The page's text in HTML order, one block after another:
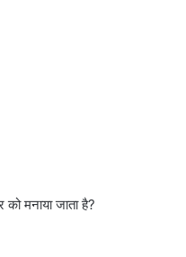
को मनाया जाता है?